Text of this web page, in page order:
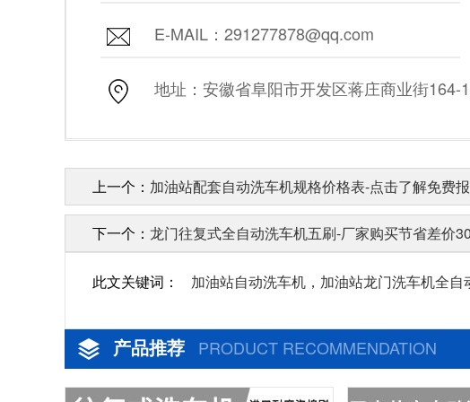
E-MAIL：291277878@qq.com
地址：安徽省阜阳市开发区蒋庄商业街164-
上一个： 加油站配套自动洗车机规格价格表-点击了解免费
下一个： 龙门往复式全自动洗车机五刷-厂家购买节省差价
此文关键词： 加油站自动洗车机，加油站龙门洗车机全
产品推荐 PRODUCT RECOMMENDATION